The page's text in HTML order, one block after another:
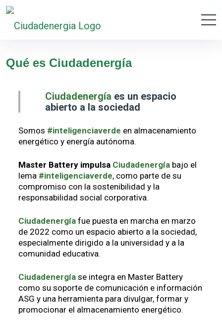
Qué es Ciudadenergía
Ciudadenergía es un espacio
abierto a la sociedad
Somos #inteligenciaverde en almacenamiento
energético y energía autónoma.
Master Battery impulsa Ciudadenergía bajo el
lema #inteligenciaverde, como parte de su
compromiso con la sostenibilidad y la
responsabilidad social corporativa.
Ciudadenergía fue puesta en marcha en marzo
de 2022 como un espacio abierto a la sociedad,
especialmente dirigido a la universidad y a la
comunidad educativa.
Ciudadenergía se integra en Master Battery
como su soporte de comunicación e información
ASG y una herramienta para divulgar, formar y
promocionar el almacenamiento energético.